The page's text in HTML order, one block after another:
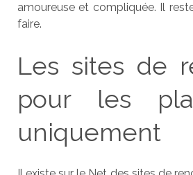
amoureuse et compliquée. Il
faire.
Les sites de
pour les
uniquement